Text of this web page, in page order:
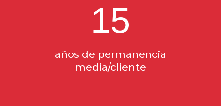
15
años de permanencia
media/cliente